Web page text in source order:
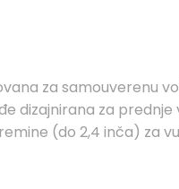
za samouverenu
dizajnirana za prednje
(do 2,4 inča) za